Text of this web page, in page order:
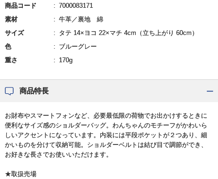
商品コード
7000083171
素材
牛革／裏地 綿
サイズ
タテ 14×ヨコ 22×マチ 4cm（立ち上がり 60cm）
色
ブルーグレー
重さ
170g
商品特長
お財布やスマートフォンなど、必要最低限の荷物でお出かけするときに
便利なサイズ感のショルダーバッグ。わんちゃんのモチーフがかわいら
しいアクセントになっています。内装には平段ポケットが２つあり、細
かいものを分けて収納可能。ショルダーベルトは結び目で調節ができ、
お好きな長さでお使いいただけます。
★取扱売場